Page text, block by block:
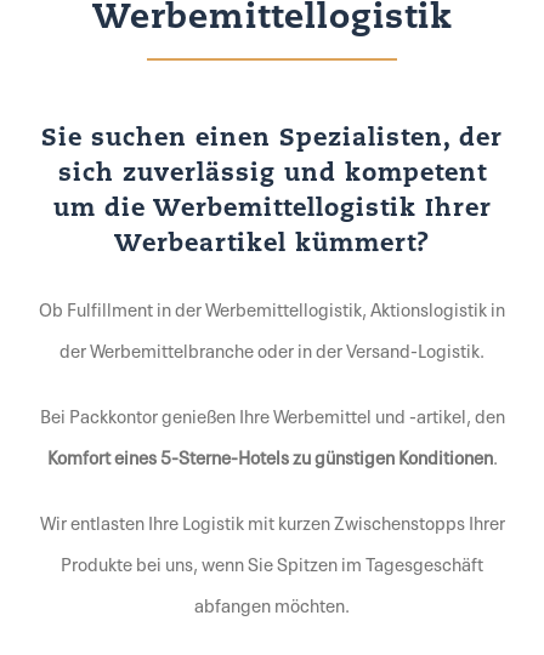
Werbemittellogistik
Sie suchen einen Spezialisten, der
sich zuverlässig und kompetent
um die Werbemittellogistik Ihrer
Werbeartikel kümmert?
Ob Fulfillment in der Werbemittellogistik, Aktionslogistik in
der Werbemittelbranche oder in der Versand-Logistik.
Bei Packkontor genießen Ihre Werbemittel und -artikel, den
Komfort eines 5-Sterne-Hotels zu günstigen Konditionen.
Wir entlasten Ihre Logistik mit kurzen Zwischenstopps Ihrer
Produkte bei uns, wenn Sie Spitzen im Tagesgeschäft
abfangen möchten.